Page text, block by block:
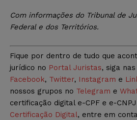
Com informações do Tribunal de
Federal e dos Territórios.
Fique por dentro de tudo que
jurídico no Portal Juristas, siga
Facebook, Twitter, Instagram e
nossos grupos no Telegram e
certificação digital e-CPF e e-
Certificação Digital, entre em